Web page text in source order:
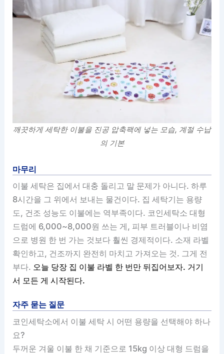
깨끗하게 세탁한 이불을 진공 압축팩에 넣는 모습, 계절 수납
의 기본
마무리
이불 세탁은 집에서 대충 돌리고 말 문제가 아니다. 하루
8시간을 그 위에서 보내는 물건이다. 집 세탁기는 용량
도, 건조 성능도 이불에는 역부족이다. 코인세탁소 대형
드럼에 6,000~8,000원 쓰는 게, 피부 트러블이나 비염
으로 병원 한 번 가는 것보다 훨씬 경제적이다. 소재 라벨
확인하고, 건조까지 완전히 마치고 가져오는 것. 그게 전
부다. 오늘 당장 집 이불 라벨 한 번만 뒤집어보자. 거기
서 모든 게 시작된다.
자주 묻는 질문
코인세탁소에서 이불 세탁 시 어떤 용량을 선택해야 하나
요?
두꺼운 겨울 이불 한 채 기준으로 15kg 이상 대형 드럼을